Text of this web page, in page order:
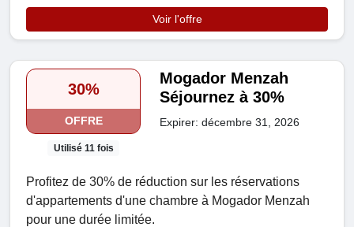
Voir l'offre
30%
OFFRE
Utilisé 11 fois
Mogador Menzah
Séjournez à 30%
Expirer: décembre 31, 2026
Profitez de 30% de réduction sur les réservations
d'appartements d'une chambre à Mogador Menzah
pour une durée limitée.